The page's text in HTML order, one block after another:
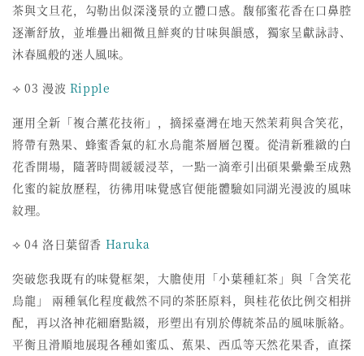
茶與文旦花，勾勒出似深淺景的立體口感。 馥郁蜜花香在口鼻腔
逐漸舒放，並堆疊出細微且鮮爽的甘味與韻感， 獨家呈獻詠詩、
沐春風般的迷人風味。
⟢ 03 漫波 Ripple
運用全新「複合薰花技術」，摘採臺灣在地天然茉莉與含笑花，
將帶有熟果、蜂蜜香氣的紅水烏龍茶層層包覆。 從清新雅緻的白
花香開場，隨著時間緩緩浸萃， 一點一滴牽引出碩果纍纍至成熟
化蜜的綻放歷程，彷彿用味覺感官便能體驗如同湖光漫波的風味
紋理。
⟢ 04 洛日葉留香 Haruka
突破您我既有的味覺框架，大膽使用「小葉種紅茶」與「含笑花
烏龍」 兩種氧化程度截然不同的茶胚原料，與桂花依比例交相拼
配， 再以洛神花細磨點綴，形塑出有別於傳統茶品的風味脈絡。
平衡且滑順地展現各種如蜜瓜、蕉果、西瓜等天然花果香， 直探